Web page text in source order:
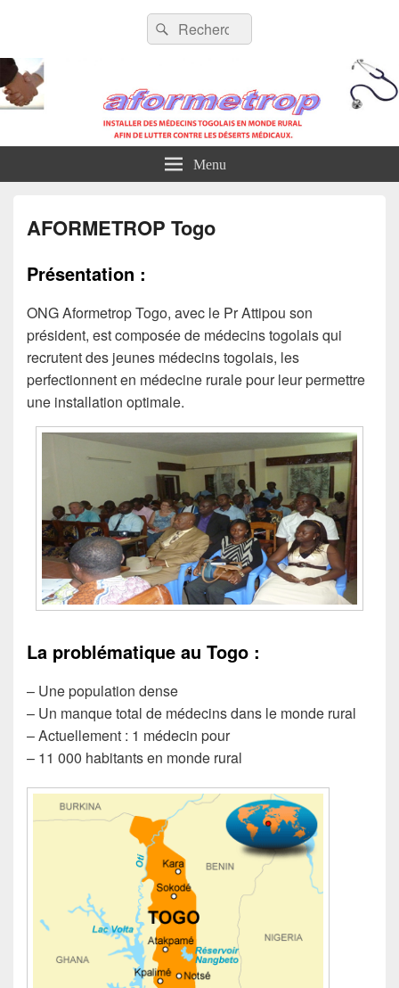
AFORMETROPRecherche :
Rechercher
Menu
AFORMETROP Togo
Présentation :
ONG Aformetrop Togo, avec le Pr Attipou son
président, est composée de médecins togolais qui
recrutent des jeunes médecins togolais, les
perfectionnent en médecine rurale pour leur permettre
une installation optimale.
La problématique au Togo :
– Une population dense
– Un manque total de médecins dans le monde rural
– Actuellement : 1 médecin pour
– 11 000 habitants en monde rural